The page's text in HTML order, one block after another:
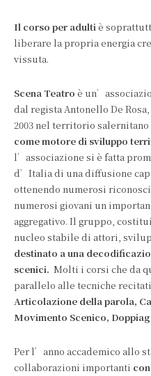
Il corso per adultiè
liberare la propria energia
vissuta.
Scena Teatro è
dal regista Antonello De
2003 nel territorio salernitano
come motore di sviluppo
l’associazione si è fatta
d’Italia di una diffusione
ottenendo numerosi
numerosi giovani un
aggregativo. Il gruppo,
nucleo stabile di attori,
destinato a una
scenici. Molti i corsi che da
parallelo alle tecniche
Articolazione della parola,
Movimento Scenico,
Per l’anno accademico allo
collaborazioni importanti